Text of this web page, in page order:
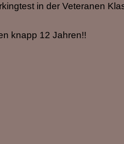
in der Veteranen
knapp 12 Jahren!!